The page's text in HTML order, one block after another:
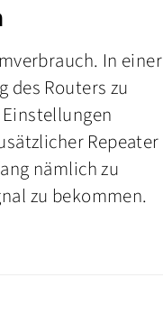
In einer
des Routers zu
Repeater
nämlich zu
zu bekommen.